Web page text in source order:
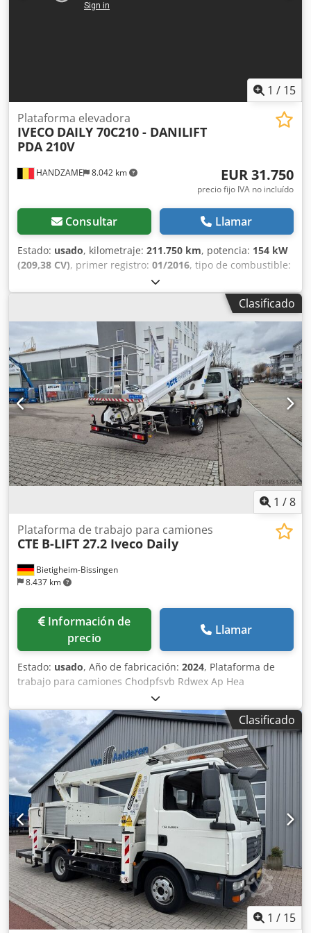
1 / 15
HANDZAME 8.042 km
Plataforma elevadora
IVECO DAILY 70C210 - DANILIFT
PDA 210V
EUR 31.750
precio fijo IVA no incluído
Consultar Llamar
Estado: usado, kilometraje: 211.750 km, potencia: 154 kW
(209,38 CV), primer registro: 01/2016, tipo de combustible:
, tamaño del neumático:
de ejes:4x2, distancia entre ejes:4.350 mm, combustible:
mecánico, número
de marchas:6, clase de emisión:Euro 5, amortiguación:
acero
, Año de fabricación: 2015 , Equipamiento:aire
acondicionado, regulación eléctrica de las ventanillas,
Información técnica Número de cilindros: 4 Cilindrada del
motor: 2.998 cm³ Tren de transmisión Tracción: Rueda Tipo
de motor: Iveco F1CFL411G*C Configuración del eje Medida
de los neumáticos: 225/75R16c Suspensión: Suspensión de
ballestas Eje trasero: Neumáticos dobles Pesos Peso en
vacío: 6.740 kg Carga útil: 260 kg Peso máximo autorizado:
7.000 kg Funcionalidad Chodpfezk Dudex Ap Hja Altura de
trabajo: 2 cm = Opciones y accesorios adicionales = - Toma
de fuerza (PTO)
Clasificado
1 /8
Bietigheim-Bissingen
8.437 km
Plataforma de trabajo para camiones
CTE B-LIFT 27.2 Iveco Daily
Información de
precio
Llamar
Estado: usado, Año de fabricación: 2024, Plataforma de
trabajo para camiones Chodpfsvb Rdwex Ap Hea
Clasificado
1 / 15